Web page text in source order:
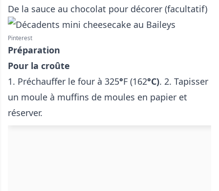
De la sauce au chocolat pour décorer (facultatif)
Pinterest
Préparation
Pour la croûte
1. Préchauffer le four à 325°F (162°C). 2. Tapisser
un moule à muffins de moules en papier et
réserver.